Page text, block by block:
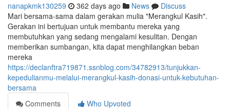
nanapkmk130259 362 days ago News
Discuss
Mari bersama-sama dalam gerakan mulia "Merangkul Kasih".
Gerakan ini bertujuan untuk membantu mereka yang
membutuhkan yang sedang mengalami kesulitan. Dengan
memberikan sumbangan, kita dapat menghilangkan beban
mereka
https://declanftra719871.ssnblog.com/34782913/tunjukkan-
kepedulianmu-melalui-merangkul-kasih-donasi-untuk-kebutuhan-
bersama
Comments
Who Upvoted